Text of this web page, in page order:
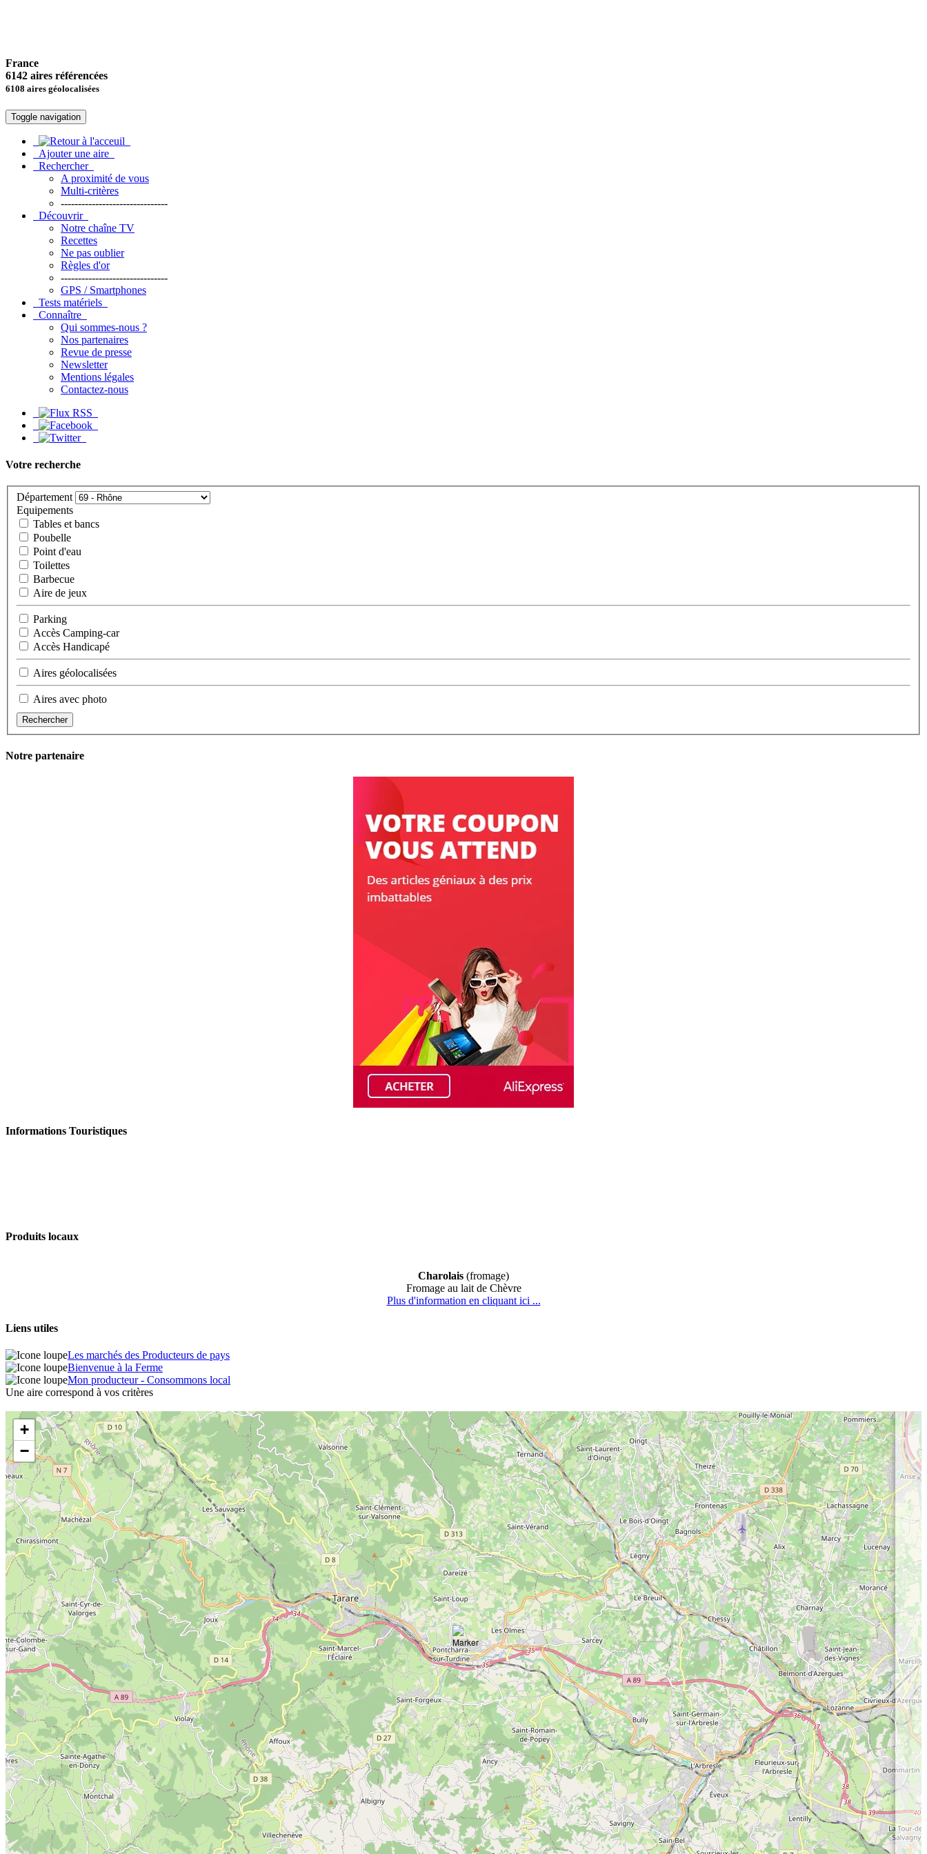
France
6142 aires référencées
6108 aires géolocalisées
Toggle navigation
Ajouter une aire
Rechercher
A proximité de vous
Multi-critères
-------------------------------
Découvrir
Notre chaîne TV
Recettes
Ne pas oublier
Règles d'or
-------------------------------
GPS / Smartphones
Tests matériels
Connaître
Qui sommes-nous ?
Nos partenaires
Revue de presse
Newsletter
Mentions légales
Contactez-nous
Votre recherche
Département
Equipements
Tables et bancs
Poubelle
Point d'eau
Toilettes
Barbecue
Aire de jeux
Parking
Accès Camping-car
Accès Handicapé
Aires géolocalisées
Aires avec photo
Rechercher
Notre partenaire
Informations Touristiques
Produits locaux
Charolais (fromage)
Fromage au lait de Chèvre
Plus d'information en cliquant ici ...
Liens utiles
Les marchés des Producteurs de pays
Bienvenue à la Ferme
Mon producteur - Consommons local
Une aire correspond à vos critères
+
−